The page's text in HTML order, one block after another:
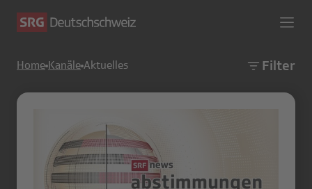
Home Kanäle Aktuelles Filter